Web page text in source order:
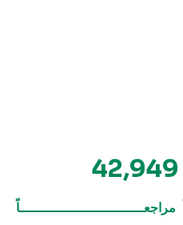
42,949
مراجعـــــــــــــــــــــــــــــــاً